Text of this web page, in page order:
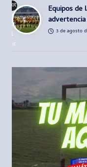
Fot
o:
@E
l
Dic
Equipos de
3 de agosto